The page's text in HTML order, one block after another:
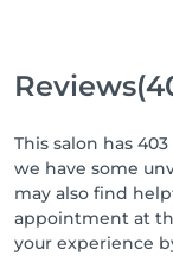
Reviews
This salon has
we have some
may also find
appointment at
your experience